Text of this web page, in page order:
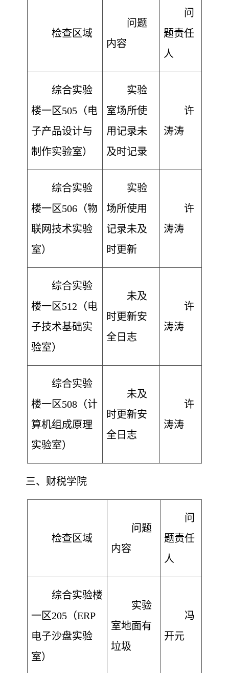
检查区域
问题
内容
问
题责任
人
综合实验
楼一区505（电
子产品设计与
制作实验室）
实验
室场所使
用记录未
及时记录
许
涛涛
综合实验
楼一区506（物
联网技术实验
室）
实验
场所使用
记录未及
时更新
许
涛涛
综合实验
楼一区512（电
子技术基础实
验室）
未及
时更新安
全日志
许
涛涛
综合实验
楼一区508（计
算机组成原理
实验室）
未及
时更新安
全日志
许
涛涛
三、财税学院
检查区域
问题
内容
问
题责任
人
综合实验楼
一区205（ERP
电子沙盘实验
室）
实验
室地面有
垃圾
冯
开元